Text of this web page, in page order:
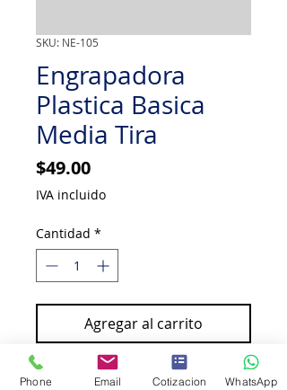
SKU: NE-105
Engrapadora
Plastica Basica
Media Tira
$49.00Precio
IVA incluido
Cantidad *
Agregar al carrito
Comprar ahora
Phone Email Cotizacion WhatsApp